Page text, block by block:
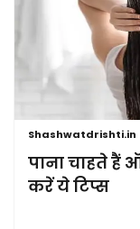
Shashwatdrishti.in
पाना चाहते हैं
करें ये टिप्स